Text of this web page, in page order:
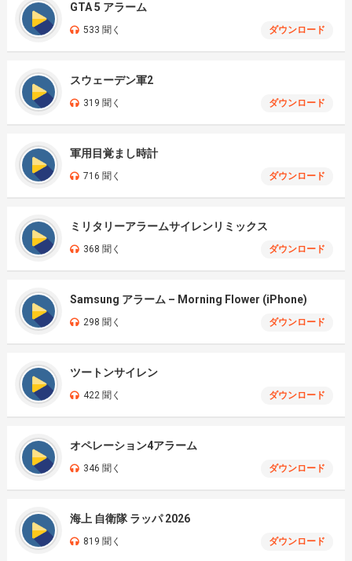
GTA 5 アラーム
533 聞く ダウンロード
スウェーデン軍2
319 聞く ダウンロード
軍用目覚まし時計
716 聞く ダウンロード
ミリタリーアラームサイレンリミックス
368 聞く ダウンロード
Samsung アラーム – Morning Flower (iPhone)
298 聞く ダウンロード
ツートンサイレン
422 聞く ダウンロード
オペレーション4アラーム
346 聞く ダウンロード
海上 自衛隊 ラッパ 2026
819 聞く ダウンロード